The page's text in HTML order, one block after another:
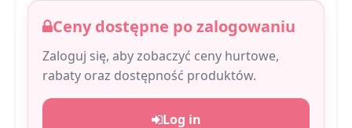
Ceny dostępne po zalogowaniu
Zaloguj się, aby zobaczyć ceny hurtowe,
rabaty oraz dostępność produktów.
Log in